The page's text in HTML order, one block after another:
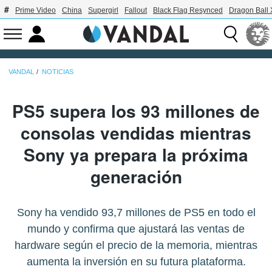
Prime Video China Supergirl Fallout Black Flag Resynced Dragon Ball
VANDAL NOTICIAS
PS5 supera los 93 millones de
consolas vendidas mientras
Sony ya prepara la próxima
generación
Sony ha vendido 93,7 millones de PS5 en todo el
mundo y confirma que ajustará las ventas de
hardware según el precio de la memoria, mientras
aumenta la inversión en su futura plataforma.